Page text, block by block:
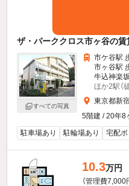
ザ・パーククロス市ヶ谷の賃
すべての写真
市ケ谷駅
市ヶ谷駅
牛込神楽
ほか2駅（
東京都新
5階建 / 20年8
駐車場あり
駐輪場あり 宅配
10.3万円
（管理費7,000